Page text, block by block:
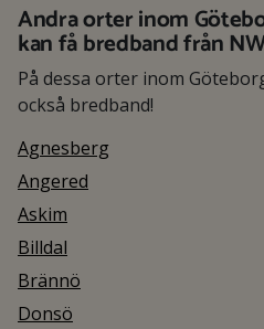
Andra orter inom
kan få bredband från
På dessa orter inom
också bredband!
Agnesberg
Angered
Askim
Billdal
Brännö
Donsö